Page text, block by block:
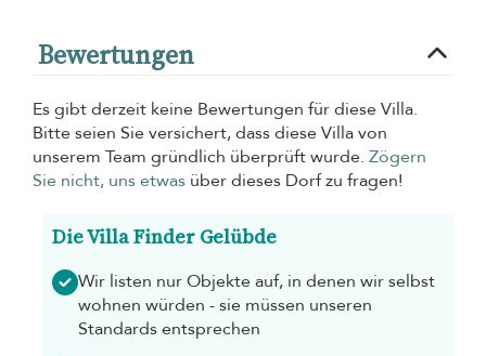
Bewertungen
Es gibt derzeit keine Bewertungen für diese Villa.
Bitte seien Sie versichert, dass diese Villa von
unserem Team gründlich überprüft wurde. Zögern
Sie nicht, uns etwas über dieses Dorf zu fragen!
Die Villa Finder Gelübde
Wir listen nur Objekte auf, in denen wir selbst
wohnen würden - sie müssen unseren
Standards entsprechen